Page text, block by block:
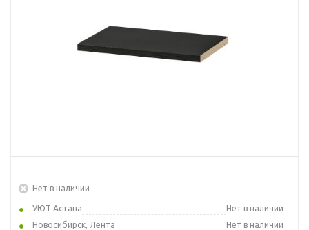
Нет в наличии
УЮТ Астана
Нет в наличии
Новосибирск, Лента
Нет в наличии